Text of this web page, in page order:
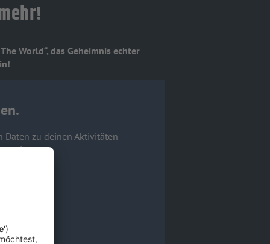
World“, das Geheimnis echter
Daten zu deinen Aktivitäten